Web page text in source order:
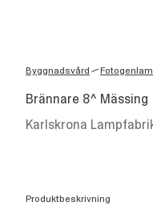
Byggnadsvård /
Brännare 8^ Mässing
Karlskrona
Produktbeskrivning